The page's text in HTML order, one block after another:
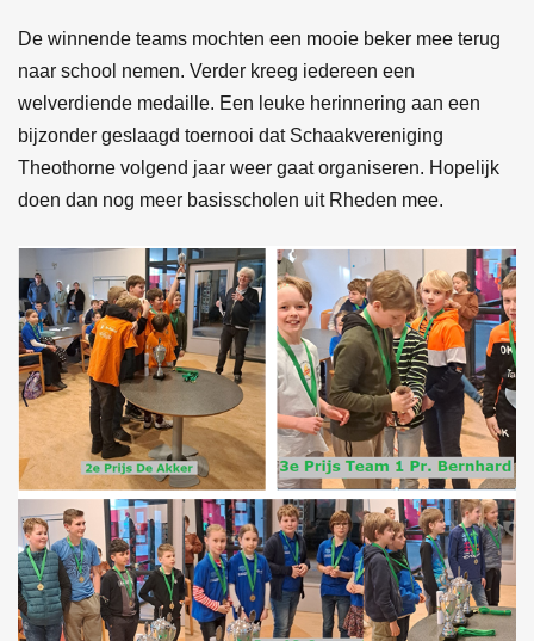
De winnende teams mochten een mooie beker mee terug
naar school nemen. Verder kreeg iedereen een
welverdiende medaille. Een leuke herinnering aan een
bijzonder geslaagd toernooi dat Schaakvereniging
Theothorne volgend jaar weer gaat organiseren. Hopelijk
doen dan nog meer basisscholen uit Rheden mee.